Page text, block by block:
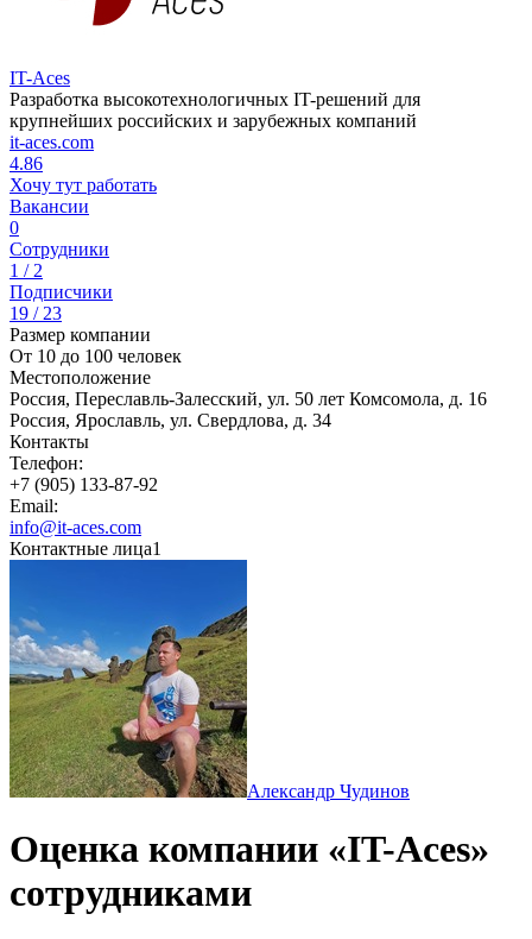
IT-Aces
Разработка высокотехнологичных IT-решений для
крупнейших российских и зарубежных компаний
it-aces.com
4.86
Хочу тут работать
Вакансии
0
Сотрудники
1 / 2
Подписчики
19 / 23
Размер компании
От 10 до 100 человек
Местоположение
Россия, Переславль-Залесский, ул. 50 лет Комсомола, д. 16
Россия, Ярославль, ул. Свердлова, д. 34
Контакты
Телефон:
+7 (905) 133-87-92
Email:
info@it-aces.com
Контактные лица1
Александр Чудинов
Оценка компании «IT-Aces»
сотрудниками